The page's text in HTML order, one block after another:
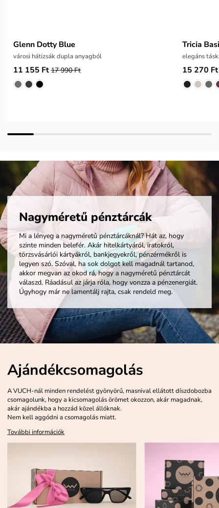
Glenn Dotty Blue
városi hátizsák dupla anyagból
11 155 Ft 17 990 Ft
Tricia
elegáns
15 270 Ft
Nagyméretű pénztárcák
Mi a lényeg a nagyméretű pénztárcáknál? Hát az, hogy
szinte minden belefér. Akár hitelkártyáról, iratokról,
törzsvásárlói kártyákról, bankjegyekről, pénzérmékről is
legyen szó. Szóval, ha sok dolgot kell magadnál tartanod,
akkor megvan az okod rá, hogy a nagyméretű pénztárcát
válaszd. Ráadásul az járja róla, hogy vonzza a pénzenergiát.
Úgyhogy már ne lamentálj rajta, csak rendeld meg.
Ajándékcsomagolás
A VUCH-nál minden rendelést gyönyörű, masnival ellátott díszdobozba
csomagolunk, hogy a kicsomagolás örömet okozzon, akár magadnak,
akár ajándékba a hozzád közel állóknak.
Nem kell aggódni a csomagolás miatt.
További információk